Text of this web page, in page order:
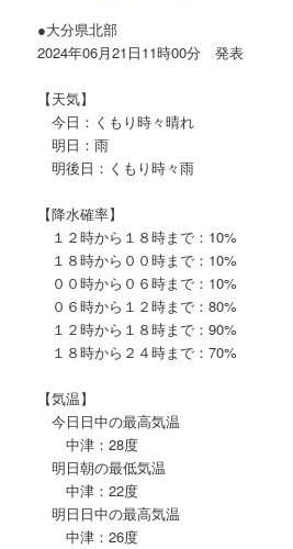
●大分県北部
2024年06月21日11時00分 発表
【天気】
今日：くもり時々晴れ
明日：雨
明後日：くもり時々雨
【降水確率】
１２時から１８時まで：10%
１８時から００時まで：10%
００時から０６時まで：10%
０６時から１２時まで：80%
１２時から１８時まで：90%
１８時から２４時まで：70%
【気温】
今日日中の最高気温
中津：28度
明日朝の最低気温
中津：22度
明日日中の最高気温
中津：26度